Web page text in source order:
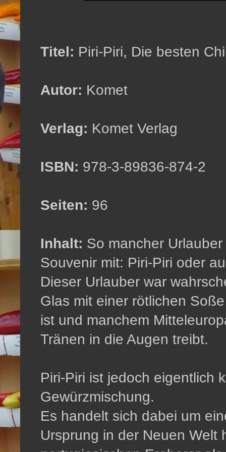
Titel: Piri-Piri, Die besten
Autor: Komet
Verlag: Komet Verlag
ISBN: 978-3-89836-874-2
Seiten: 96
Inhalt: So mancher
Souvenir mit: Piri-Piri oder
Dieser Urlauber war
Glas mit einer rötlichen
ist und manchem
Tränen in die Augen treibt.
Piri-Piri ist jedoch eigentlich
Gewürzmischung.
Es handelt sich dabei um
Ursprung in der Neuen Welt